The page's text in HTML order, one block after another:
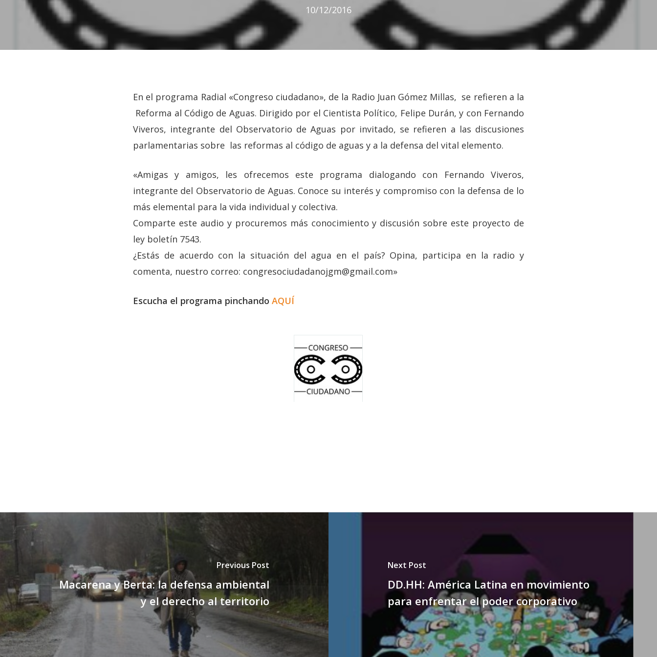
Hit enter to search or ESC to close
10/12/2016
En el programa Radial «Congreso ciudadano», de la Radio Juan Gómez Millas, se refieren a la
Reforma al Código de Aguas. Dirigido por el Cientista Político, Felipe Durán, y con Fernando
Viveros, integrante del Observatorio de Aguas por invitado, se refieren a las discusiones
parlamentarias sobre las reformas al código de aguas y a la defensa del vital elemento.
«Amigas y amigos, les ofrecemos este programa dialogando con Fernando Viveros,
integrante del Observatorio de Aguas. Conoce su interés y compromiso con la defensa de lo
más elemental para la vida individual y colectiva.
Comparte este audio y procuremos más conocimiento y discusión sobre este proyecto de
ley boletín 7543.
¿Estás de acuerdo con la situación del agua en el país? Opina, participa en la radio y
comenta, nuestro correo: congresociudadanojgm@gmail.com»
Escucha el programa pinchando AQUÍ
Previous Post
Macarena y Berta: la defensa ambiental
y el derecho al territorio
Next Post
DD.HH: América Latina en movimiento
para enfrentar el poder corporativo